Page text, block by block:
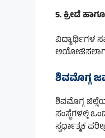
5. ಕ್ರೀಡೆ
ವಿದ್ಯಾರ್ಥಿಗಳ
ಶಿವಮೊಗ್ಗ
ಶಿವಮೊಗ್ಗ
ಸಂಸ್ಥೆಗಳಲ್ಲಿ
ಸ್ಪರ್ಧಾತ್ಮಕ